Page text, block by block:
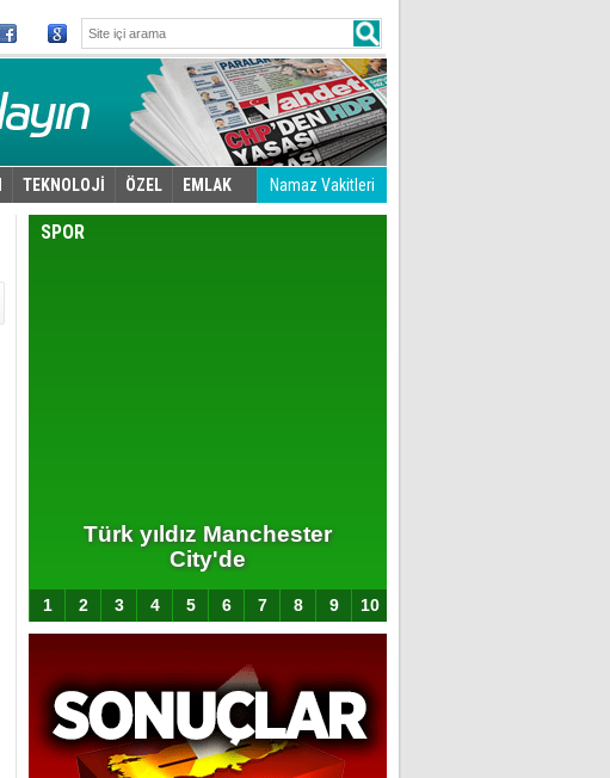
Namaz Vakitleri
TEKNOLOJİ ÖZEL EMLAK
SPOR
Türk yıldız Manchester
City'de
1 2 3 4 5 6 7 8 9 10